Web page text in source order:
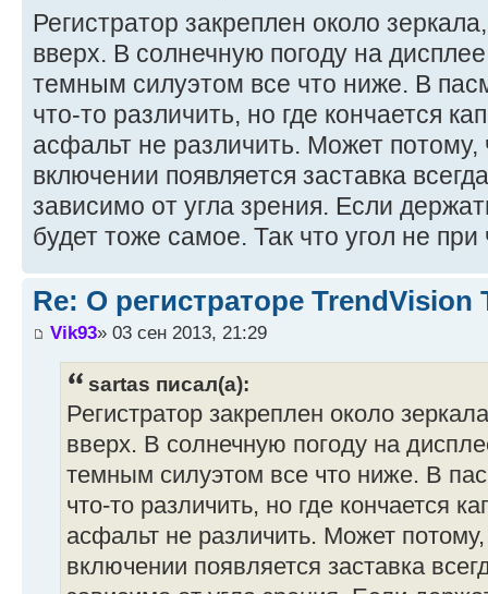
Регистратор закреплен около
вверх. В солнечную погоду на
темным силуэтом все что ниже. В
что-то различить, но где кончается
асфальт не различить. Может
включении появляется заставка
зависимо от угла зрения. Если
будет тоже самое. Так что угол не при
Re: О регистраторе TrendVision
Vik93» 03 сен 2013, 21:29
sartas писал(а):
Регистратор закреплен около
вверх. В солнечную погоду на
темным силуэтом все что ниже. В
что-то различить, но где кончается
асфальт не различить. Может
включении появляется заставка